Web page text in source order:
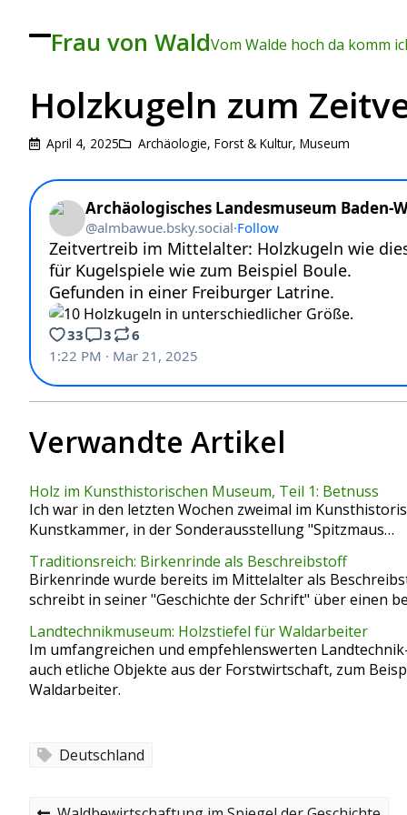
To
me
nu
Frau von WaldVom Walde hoch da komm
Holzkugeln zum
April 4, 2025 Archäologie, Forst & Kultur, Museum
Verwandte Artikel
Holz im Kunsthistorischen Museum, Teil 1: Betnuss
Ich war in den letzten Wochen zweimal im
Kunstkammer, in der Sonderausstellung "Spitzmaus…
Traditionsreich: Birkenrinde als Beschreibstoff
Birkenrinde wurde bereits im Mittelalter als
schreibt in seiner "Geschichte der Schrift" über einen
Landtechnikmuseum: Holzstiefel für Waldarbeiter
Im umfangreichen und empfehlenswerten
auch etliche Objekte aus der Forstwirtschaft, zum
Waldarbeiter.
Deutschland